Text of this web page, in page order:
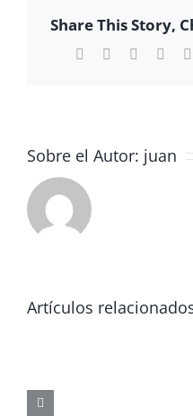
B
VISITAN
JOSÉ
Share This Story,
Facebook Reddit
Sobre el Autor: juan
Artículos